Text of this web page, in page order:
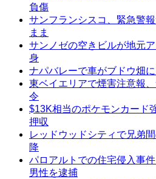
負傷
サンフランシスコ、緊急警
まま
サンノゼの空きビルが地元
身
ナパバレーで車がブドウ畑
東ベイエリアで煙害注意報
令
$13K相当のポケモンカード
押収
レッドウッドシティで兄弟
降
パロアルトでの住宅侵入事
男性を逮捕